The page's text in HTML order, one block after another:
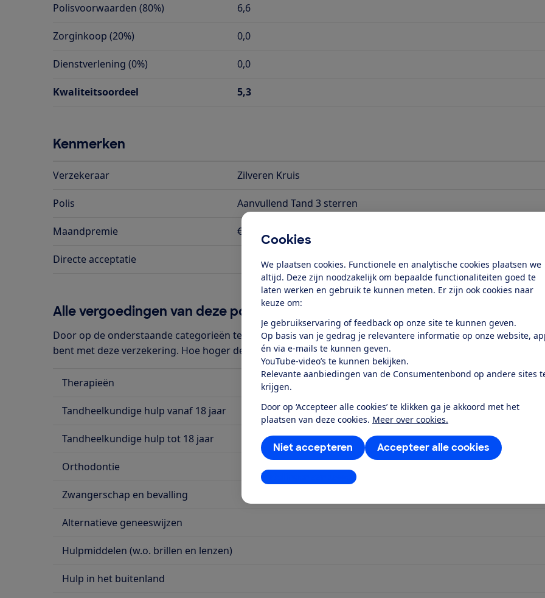
Cookies
We plaatsen cookies. Functionele en analytische cookies plaatsen we
altijd. Deze zijn noodzakelijk om bepaalde functionaliteiten goed te
laten werken en gebruik te kunnen meten. Er zijn ook cookies naar
keuze om:
Je gebruikservaring of feedback op onze site te kunnen geven.
Op basis van je gedrag je relevantere informatie op onze website,
én via e-mails te kunnen geven.
YouTube-video’s te kunnen bekijken.
Relevante aanbiedingen van de Consumentenbond op andere sites
krijgen.
Door op ‘Accepteer alle cookies’ te klikken ga je akkoord met het
plaatsen van deze cookies. Meer over cookies.
Accepteer alle cookies
Niet accepteren
Instellingen aanpassen
Polisvoorwaarden (80%) 6,6
Zorginkoop (20%) 0,0
Dienstverlening (0%) 0,0
Kwaliteitsoordeel 5,3
Kenmerken
Verzekeraar Zilveren Kruis
Polis Aanvullend Tand 3 sterren
Maandpremie € 43,75
Directe acceptatie
Alle vergoedingen van deze polis
Door op de onderstaande categorieën te klikken, zie je waar je wel/niet voor verzekerd
bent met deze verzekering. Hoe hoger de score, hoe uitgebreider de dekking is.
Therapieën
Tandheelkundige hulp vanaf 18 jaar
Tandheelkundige hulp tot 18 jaar
Orthodontie
Zwangerschap en bevalling
Alternatieve geneeswijzen
Hulpmiddelen (w.o. brillen en lenzen)
Hulp in het buitenland